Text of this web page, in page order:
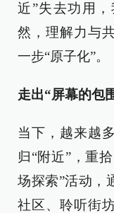
近”失去功用
然，理解力与
一步“原子化”。
走出“屏幕的包
当下，越来越
归“附近”，重
场探索”活动，
社区、聆听街